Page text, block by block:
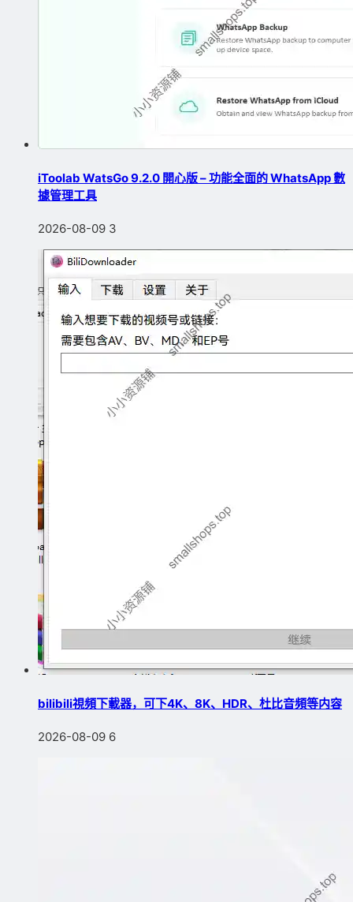
iToolab WatsGo 9.2.0 開心版 – 功能全面的 WhatsApp 數
據管理工具
2026-08-09 3
bilibili視頻下載器，可下4K、8K、HDR、杜比音頻等内容
2026-08-09 6